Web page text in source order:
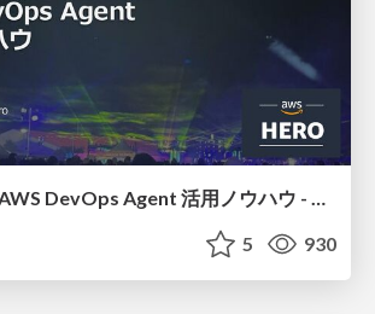
現場で使える AWS DevOps Agent 活用ノウハウ - Release Management 機能の検証結果を添えて / AWS DevOps Agent Release Management and Know-How
5 930